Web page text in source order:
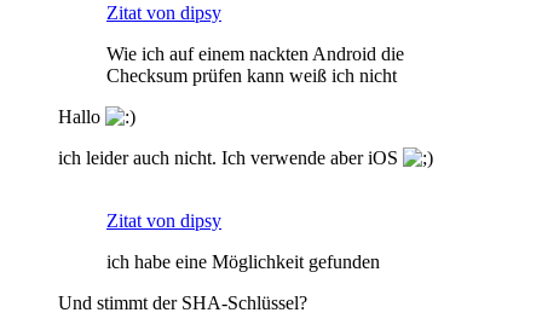
Zitat von dipsy
Wie ich auf einem nackten Android die
Checksum prüfen kann weiß ich nicht
Hallo
ich leider auch nicht. Ich verwende aber iOS
Zitat von dipsy
ich habe eine Möglichkeit gefunden
Und stimmt der SHA-Schlüssel?